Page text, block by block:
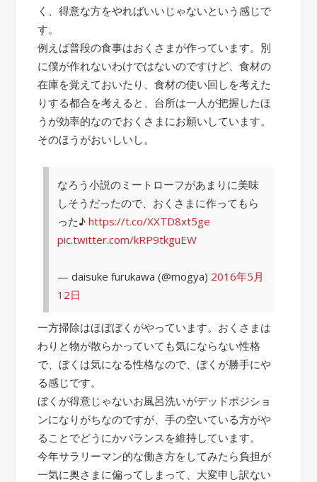
く、得意な方をやればいいじゃないという感じで
す。
例えば普段の食事はおくさまが作っています。別
に僕が作れないわけではないのですけど、食材の
在庫を覚えておいたり、食材の使い回しを考えた
りする都合を考えると、台所は一人が把握したほ
うが効率的なのでおくさまにお願いしています。
そのほうがおいしいし。
なろう小説のミートローフがあまりに美味
しそうだったので、おくさまに作ってもら
った♪https://t.co/XXTD8xt5ge
pic.twitter.com/kRP9tkguEW
— daisuke furukawa (@mogya) 2016年5月
12日
一方掃除はほぼぼくがやっています。おくさまは
わりと物が散らかっていても気にならない性格
で、ぼくは気になる性格なので、ぼくが勝手にや
る感じです。
ぼくが得意じゃないお風呂洗いがデッドポジショ
ンになりがちなのですが、手の空いている方がや
ることでどうにかバランスを維持しています。
今年サラリーマン的な働き方をしてみたら負担が
一気に奥さまに偏ってしまって、大変申し訳ない